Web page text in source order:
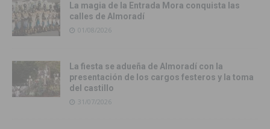
La magia de la Entrada Mora conquista las
calles de Almoradí
01/08/2026
La fiesta se adueña de Almoradí con la
presentación de los cargos festeros y la toma
del castillo
31/07/2026